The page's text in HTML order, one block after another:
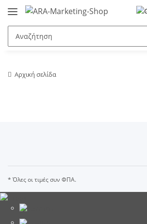
Αρχική σελίδα
* Όλες οι τιμές συν ΦΠΑ.